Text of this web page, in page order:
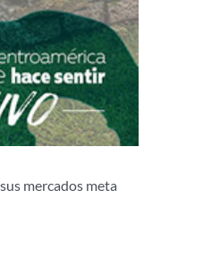
mercados meta